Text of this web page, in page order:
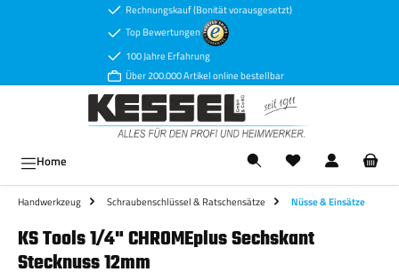
Zum Hauptinhalt springenRechnungskauf (Bonität vorausgesetzt)
Top Bewertungen
100 Jahre Erfahrung
Über 200.000 Artikel online bestellbar
Home
Handwerkzeug Schraubenschlüssel & Ratschensätze Nüsse & Einsätze
KS Tools 1/4" CHROMEplus Sechskant
Stecknuss 12mm